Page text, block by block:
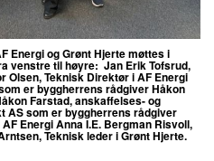
Energi og Grønt Hjerte møttes i
venstre til høyre: Jan Erik Tofsrud,
Olsen, Teknisk Direktør i AF Energi
er byggherrens rådgiver Håkon
Farstad, anskaffelses- og
AS som er byggherrens rådgiver
Energi Anna I.E. Bergman Risvoll,
Teknisk leder i Grønt Hjerte.